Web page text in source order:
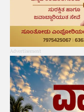
Advertisement